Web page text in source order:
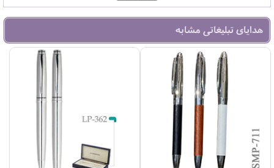
هدایای تبلیغاتی مشابه